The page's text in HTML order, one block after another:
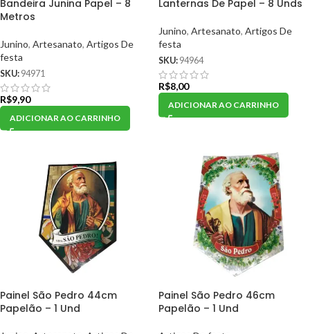
Bandeira Junina Papel – 8
Metros
Junino, Artesanato, Artigos De
festa
SKU: 94971
R$9,90
ADICIONAR AO CARRINHO
Lanternas De Papel – 8 Unds
Junino, Artesanato, Artigos De
festa
SKU: 94964
R$8,00
ADICIONAR AO CARRINHO
Painel São Pedro 44cm
Papelão – 1 Und
Painel São Pedro 46cm
Papelão – 1 Und